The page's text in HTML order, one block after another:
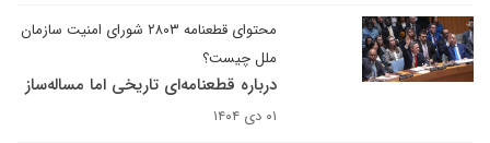
محتوای قطعنامه ۲۸۰۳ شورای امنیت سازمان
ملل چیست؟
درباره قطعنامه‌ای تاریخی اما مساله‌ساز
۰۱ دی ۱۴۰۴